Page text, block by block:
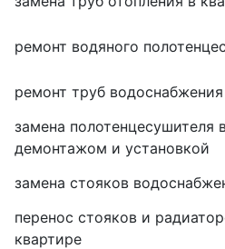
ремонт водяного
ремонт труб водоснабжения
замена полотенцесушителя
демонтажом и установкой
замена стояков
перенос стояков и
квартире